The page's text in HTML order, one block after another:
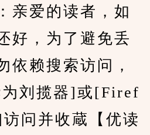
爱的读者，如
好，为了避免丢
依赖搜索访问，
刘揽器]或[Firef
问并收蔵【优读